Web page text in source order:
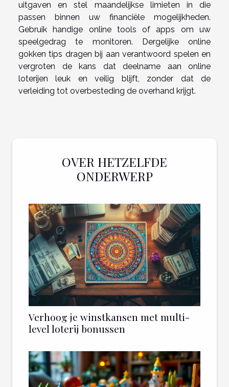
uitgaven en stel maandelijkse limieten in die
passen binnen uw financiële mogelijkheden.
Gebruik handige online tools of apps om uw
speelgedrag te monitoren. Dergelijke online
gokken tips dragen bij aan verantwoord spelen en
vergroten de kans dat deelname aan online
loterijen leuk en veilig blijft, zonder dat de
verleiding tot overbesteding de overhand krijgt.
OVER HETZELFDE
ONDERWERP
Verhoog je winstkansen met multi-
level loterij bonussen